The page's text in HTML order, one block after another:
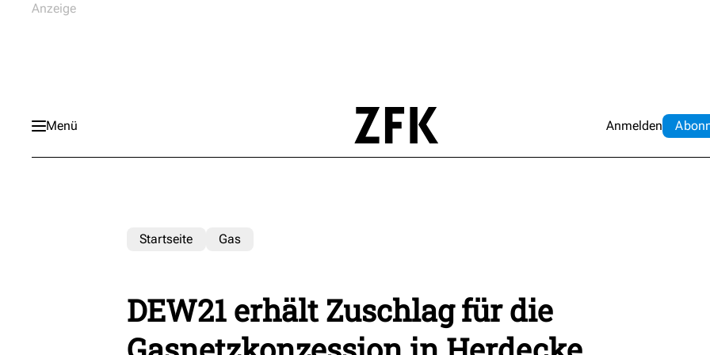
Menü Anmelden Abo
Startseite Gas
DEW21 erhält Zuschlag für die